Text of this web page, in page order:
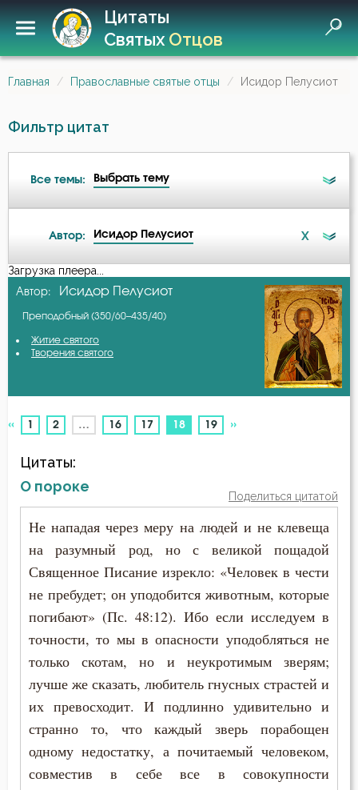
Цитаты
СвятыхОтцов
Главная Православные святые отцы Исидор Пелусиот
Фильтр цитат
Все темы: Выбрать тему
Беда
Бедность
Безмолвие
Благодать
Благочестие
Ближний
Блуд
Бог
Богопознание
Богородица
Автор: Исидор Пелусиот X
А-я
Авва Дорофей
Авва Исайя (Скитский)
Авва Феона
Авва Филимон
Аврелий Августин
Амвросий Оптинский (Гренков)
Амфилохий Иконийский
Анастасий Антиохийский
Анастасий Синаит
Анатолий Оптинский (Зерцалов)
Антоний Великий
Антоний Оптинский (Путилов)
Загрузка плеера...
Автор: Исидор Пелусиот
Преподобный (350/60–435/40)
Житие святого
Творения святого
« 1 2 … 16 17 18(current)
19 »
Цитаты:
О пороке
Поделиться цитатой
Не нападая через меру на людей и не клевеща
на разумный род, но с великой пощадой
Священное Писание изрекло: «Человек в чести
не пребудет; он уподобится животным, которые
погибают» (Пс. 48:12). Ибо если исследуем в
точности, то мы в опасности уподобляться не
только скотам, но и неукротимым зверям;
лучше же сказать, любитель гнусных страстей и
их превосходит. И подлинно удивительно и
странно то, что каждый зверь порабощен
одному недостатку, а почитаемый человеком,
совместив в себе все в совокупности